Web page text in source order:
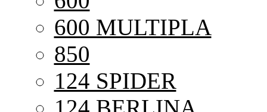
600 MULTIPLA
850
124 SPIDER